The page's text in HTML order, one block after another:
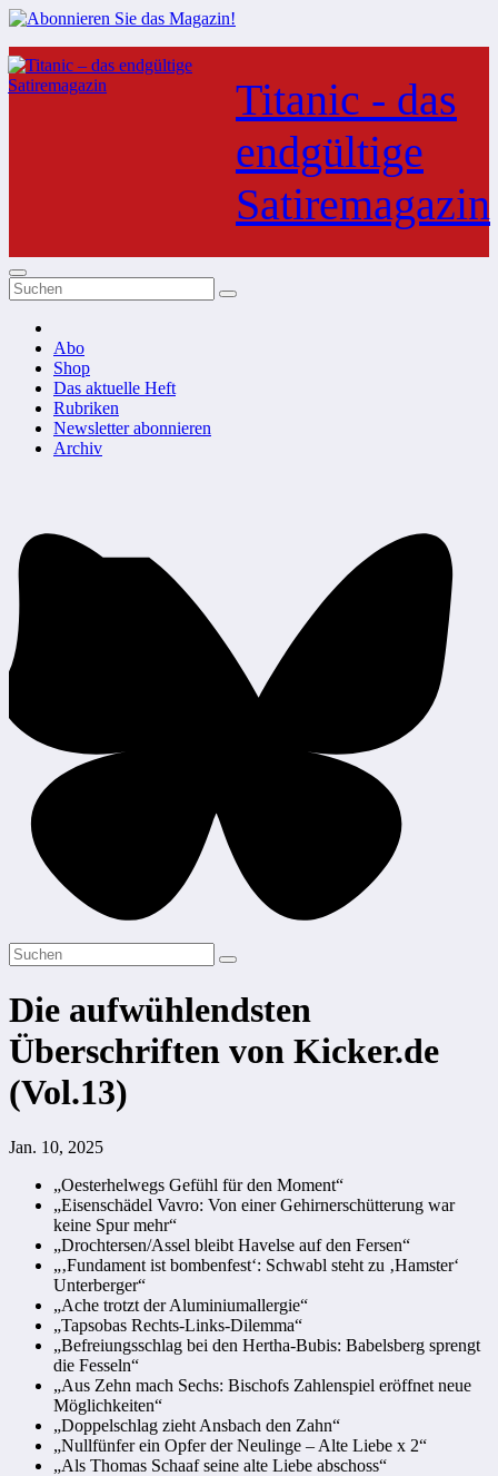
Zum
Inhalt
springen
Titanic - das
endgültige
Satiremagazin
Abo
Shop
Das aktuelle Heft
Rubriken
Newsletter abonnieren
Archiv
Die aufwühlendsten
Überschriften von Kicker.de
(Vol.13)
Jan. 10, 2025
„Oesterhelwegs Gefühl für den Moment“
„Eisenschädel Vavro: Von einer Gehirnerschütterung war
keine Spur mehr“
„Drochtersen/Assel bleibt Havelse auf den Fersen“
„‚Fundament ist bombenfest‘: Schwabl steht zu ‚Hamster‘
Unterberger“
„Ache trotzt der Aluminiumallergie“
„Tapsobas Rechts-Links-Dilemma“
„Befreiungsschlag bei den Hertha-Bubis: Babelsberg sprengt
die Fesseln“
„Aus Zehn mach Sechs: Bischofs Zahlenspiel eröffnet neue
Möglichkeiten“
„Doppelschlag zieht Ansbach den Zahn“
„Nullfünfer ein Opfer der Neulinge – Alte Liebe x 2“
„Als Thomas Schaaf seine alte Liebe abschoss“